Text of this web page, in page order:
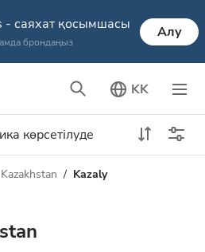
- саяхат қосымшасы
брондаңыз
Алу
KK
көрсетілуде
Kazakhstan Kazaly